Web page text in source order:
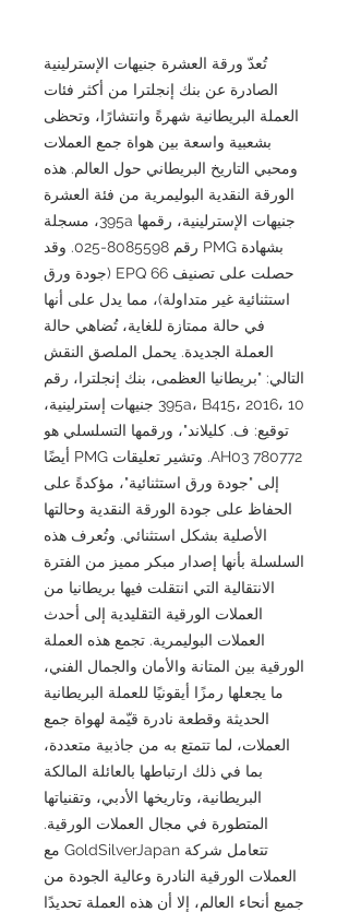
تُعدّ ورقة العشرة جنيهات الإسترلينية
الصادرة عن بنك إنجلترا من أكثر فئات
العملة البريطانية شهرةً وانتشارًا، وتحظى
بشعبية واسعة بين هواة جمع العملات
ومحبي التاريخ البريطاني حول العالم. هذه
الورقة النقدية البوليمرية من فئة العشرة
جنيهات الإسترلينية، رقمها 395a، مسجلة
بشهادة PMG رقم 8085598-025. وقد
حصلت على تصنيف 66 EPQ (جودة ورق
استثنائية غير متداولة)، مما يدل على أنها
في حالة ممتازة للغاية، تُضاهي حالة
العملة الجديدة. يحمل الملصق النقش
التالي: "بريطانيا العظمى، بنك إنجلترا، رقم
395a، B415، 2016، 10 جنيهات إسترلينية،
توقيع: ف. كليلاند"، ورقمها التسلسلي هو
AH03 780772. وتشير تعليقات PMG أيضًا
إلى "جودة ورق استثنائية"، مؤكدةً على
الحفاظ على جودة الورقة النقدية وحالتها
الأصلية بشكل استثنائي. وتُعرف هذه
السلسلة بأنها إصدار مبكر مميز من الفترة
الانتقالية التي انتقلت فيها بريطانيا من
العملات الورقية التقليدية إلى أحدث
العملات البوليمرية. تجمع هذه العملة
الورقية بين المتانة والأمان والجمال الفني،
ما يجعلها رمزًا أيقونيًا للعملة البريطانية
الحديثة وقطعة نادرة قيّمة لهواة جمع
العملات، لما تتمتع به من جاذبية متعددة،
بما في ذلك ارتباطها بالعائلة المالكة
البريطانية، وتاريخها الأدبي، وتقنياتها
المتطورة في مجال العملات الورقية.
تتعامل شركة GoldSilverJapan مع
العملات الورقية النادرة وعالية الجودة من
جميع أنحاء العالم، إلا أن هذه العملة تحديدًا